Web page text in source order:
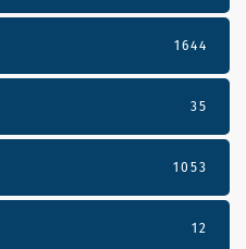
1644
35
1053
12